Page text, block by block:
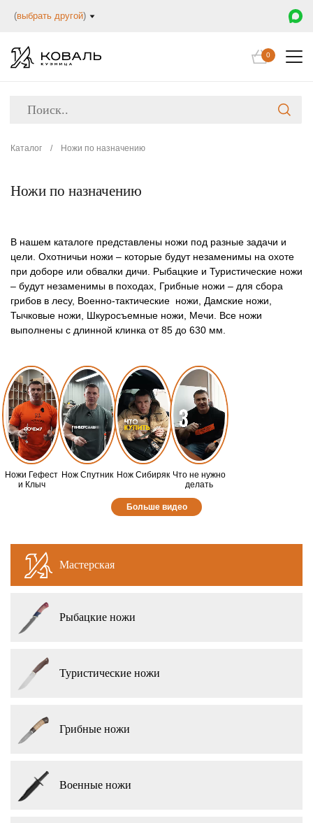
(выбрать другой)
0
Каталог / Ножи по назначению
Ножи по назначению
В нашем каталоге представлены ножи под разные задачи и
цели. Охотничьи ножи – которые будут незаменимы на охоте
при доборе или обвалки дичи. Рыбацкие и Туристические ножи
– будут незаменимы в походах, Грибные ножи – для сбора
грибов в лесу, Военно-тактические ножи, Дамские ножи,
Тычковые ножи, Шкуросъемные ножи, Мечи. Все ножи
выполнены с длинной клинка от 85 до 630 мм.
Ножи Гефест
и Клыч
Нож Спутник Нож Сибиряк Что не нужно
делать
Больше видео
Мастерская
Рыбацкие ножи
Туристические ножи
Грибные ножи
Военные ножи